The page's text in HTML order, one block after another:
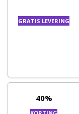
GRATIS LEVERING
40%